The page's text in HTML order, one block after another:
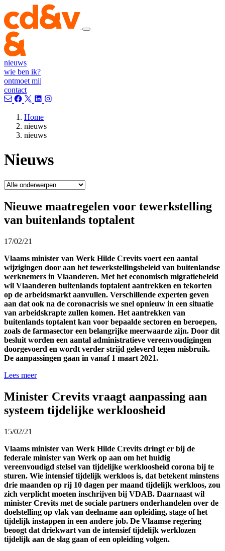
nieuws
wie ben ik?
ontmoet mij
contact
Home
nieuws
nieuws
Nieuws
Nieuwe maatregelen voor tewerkstelling
van buitenlands toptalent
17/02/21
Vlaams minister van Werk Hilde Crevits voert een aantal
wijzigingen door aan het tewerkstellingsbeleid van buitenlandse
werknemers in Vlaanderen. Met het economisch migratiebeleid
wil Vlaanderen buitenlands toptalent aantrekken en tekorten
op de arbeidsmarkt aanvullen. Verschillende experten geven
aan dat ook na de coronacrisis we snel opnieuw in een situatie
van arbeidskrapte zullen komen. Het aantrekken van
buitenlands toptalent kan voor bepaalde sectoren en beroepen,
zoals de farmasector een belangrijke meerwaarde zijn. Door dit
besluit worden een aantal administratieve vereenvoudigingen
doorgevoerd en wordt verder strijd geleverd tegen misbruik.
De aanpassingen gaan in vanaf 1 maart 2021.
Lees meer
Minister Crevits vraagt aanpassing aan
systeem tijdelijke werkloosheid
15/02/21
Vlaams minister van Werk Hilde Crevits dringt er bij de
federale minister van Werk op aan om het huidig
vereenvoudigd stelsel van tijdelijke werkloosheid corona bij te
sturen. Wie intensief tijdelijk werkloos is, dat betekent minstens
drie maanden op rij 10 dagen per maand tijdelijk werkloos, zou
zich verplicht moeten inschrijven bij VDAB. Daarnaast wil
minister Crevits met de sociale partners onderhandelen over de
doelstelling op vlak van deelname aan opleiding, stage of het
tijdelijk instappen in een andere job. De Vlaamse regering
beoogt dat driekwart van de intensief tijdelijk werklozen
tijdelijk aan de slag gaan of een opleiding volgen.